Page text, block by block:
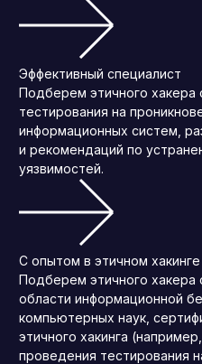
Эффективный специалист
Подберем этичного
тестирования на
информационных систем,
и рекомендаций по
уязвимостей.
С опытом в этичном хакинге
Подберем этичного
области информационной
компьютерных наук,
этичного хакинга
проведения тестирования